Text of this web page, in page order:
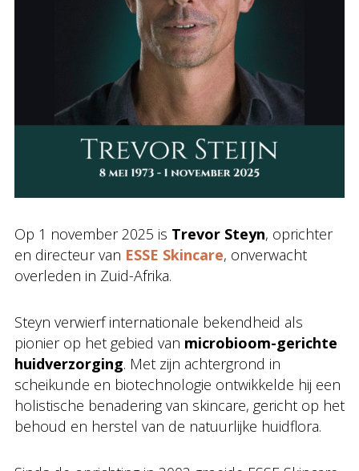
Op 1 november 2025 is Trevor Steyn, oprichter
en directeur van ESSE Skincare, onverwacht
overleden in Zuid-Afrika.
Steyn verwierf internationale bekendheid als
pionier op het gebied van microbioom-gerichte
huidverzorging. Met zijn achtergrond in
scheikunde en biotechnologie ontwikkelde hij een
holistische benadering van skincare, gericht op het
behoud en herstel van de natuurlijke huidflora.